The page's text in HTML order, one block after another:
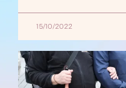
15/10/2022